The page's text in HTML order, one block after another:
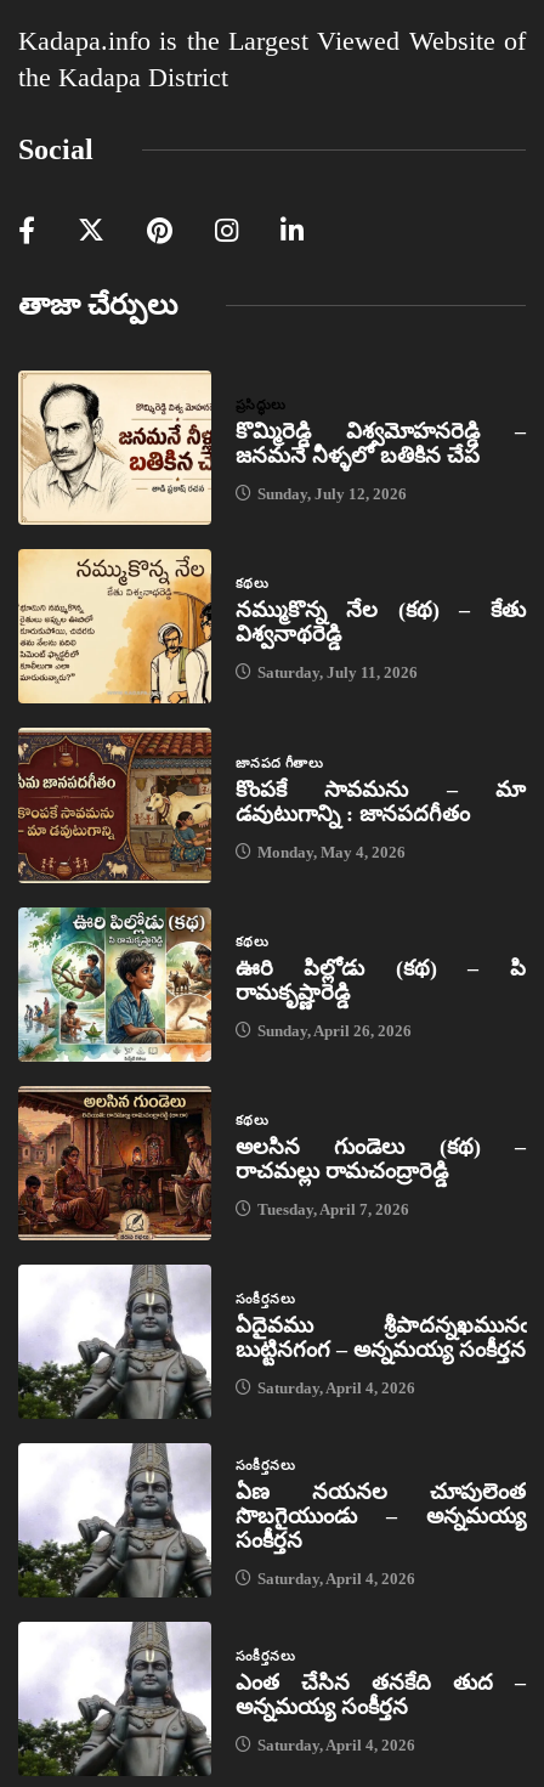
Kadapa.info is the Largest Viewed Website of
the Kadapa District
Social
తాజా చేర్పులు
ప్రసిద్ధులు
కొమ్మిరెడ్డి విశ్వమోహనరెడ్డి –
జనమనే నీళ్ళలో బతికిన చేప
Sunday, July 12, 2026
కథలు
నమ్ముకొన్న నేల (కథ) – కేతు
విశ్వనాథరెడ్డి
Saturday, July 11, 2026
జానపద గీతాలు
కొంపకే సావమను – మా
డవుటుగాన్ని : జానపదగీతం
Monday, May 4, 2026
కథలు
ఊరి పిల్లోడు (కథ) – పి
రామకృష్ణారెడ్డి
Sunday, April 26, 2026
కథలు
అలసిన గుండెలు (కథ) –
రాచమల్లు రామచంద్రారెడ్డి
Tuesday, April 7, 2026
సంకీర్తనలు
ఏదైవము శ్రీపాదన్నఖమునఁ
బుట్టినగంగ – అన్నమయ్య సంకీర్తన
Saturday, April 4, 2026
సంకీర్తనలు
ఏణ నయనల చూపులెంత
సొబగైయుండు – అన్నమయ్య
సంకీర్తన
Saturday, April 4, 2026
సంకీర్తనలు
ఎంత చేసిన తనకేది తుద –
అన్నమయ్య సంకీర్తన
Saturday, April 4, 2026